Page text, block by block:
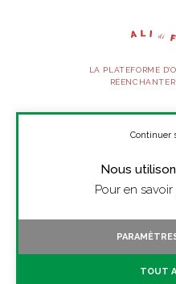
LA PLATEFORME
Nous
Pour en savoir
Continuer
TOUT